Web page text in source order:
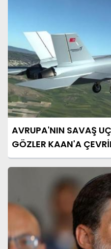
AVRUPA'NIN SAVAŞ
GÖZLER KAAN'A